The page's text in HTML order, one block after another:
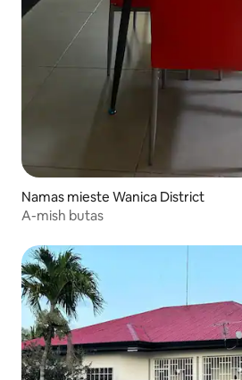
Namas mieste Wanica District
A-mish butas